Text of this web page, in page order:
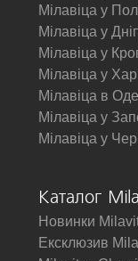
Мілавіца у
Мілавіца у
Мілавіца у
Мілавіца у
Мілавіца в
Мілавіца у
Мілавіца у
Каталог
Новинки
Ексклюзив